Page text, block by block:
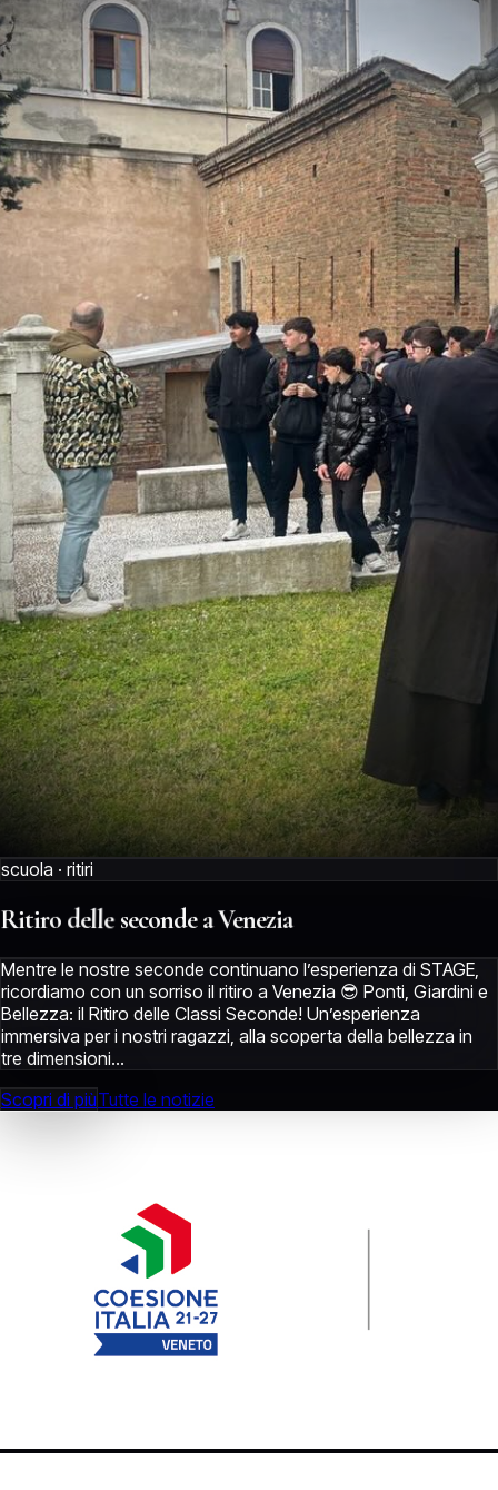
scuola · ritiri
Ritiro delle seconde aVenezia
Mentre le nostre seconde continuano l’esperienza di STAGE,
ricordiamo con un sorriso il ritiro a Venezia 😎 Ponti, Giardini e
Bellezza: il Ritiro delle Classi Seconde! Un’esperienza
immersiva per i nostri ragazzi, alla scoperta della bellezza in
tre dimensioni...
Scopri di piùTutte le notizie